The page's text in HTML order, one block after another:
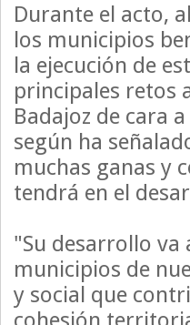
Durante el acto,
los municipios
la ejecución de
principales retos
Badajoz de cara
según ha
muchas ganas y
tendrá en el
"Su desarrollo
municipios de
y social que